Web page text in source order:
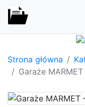
Strona główna
Garaże